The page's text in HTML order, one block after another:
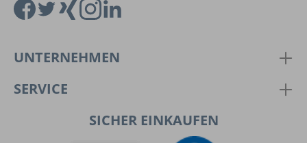
UNTERNEHMEN
SERVICE
SICHER EINKAUFEN